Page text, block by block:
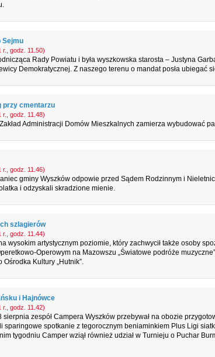
Sejmu
r., godz. 11.50)
Rady Powiatu i była wyszkowska starosta – Justyna
Demokratycznej. Z naszego terenu o mandat posła ubiegać
przy cmentarzu
r., godz. 11.48)
Administracji Domów Mieszkalnych zamierza wybudować
r., godz. 11.46)
gminy Wyszków odpowie przed Sądem Rodzinnym i
i odzyskali skradzione mienie.
szlagierów
r., godz. 11.44)
wysokim artystycznym poziomie, który zachwycił także osoby
Operowym na Mazowszu „Światowe podróże
Ośrodka Kultury „Hutnik”.
i Hajnówce
r., godz. 11.42)
sierpnia zespół Campera Wyszków przebywał na obozie
sparingowe spotkanie z tegorocznym beniaminkiem Plus Ligi
tygodniu Camper wziął również udział w Turnieju o Puchar